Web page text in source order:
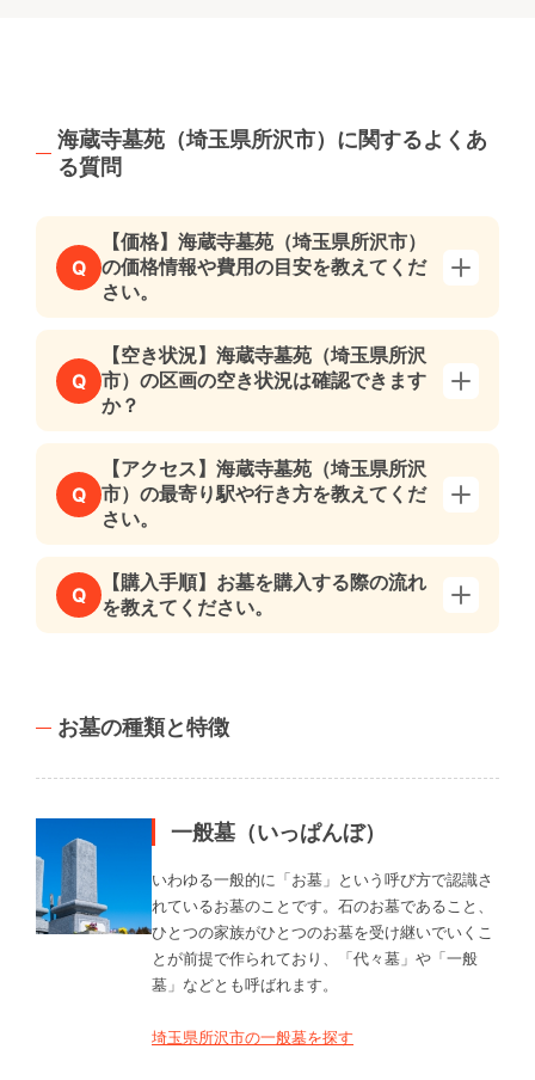
海蔵寺墓苑（埼玉県所沢市）に関するよくあ
る質問
Q
【価格】海蔵寺墓苑（埼玉県所沢市）
の価格情報や費用の目安を教えてくだ
さい。
Q
【空き状況】海蔵寺墓苑（埼玉県所沢
市）の区画の空き状況は確認できます
か？
Q
【アクセス】海蔵寺墓苑（埼玉県所沢
市）の最寄り駅や行き方を教えてくだ
さい。
Q
【購入手順】お墓を購入する際の流れ
を教えてください。
お墓の種類と特徴
一般墓（いっぱんぼ）
いわゆる一般的に「お墓」という呼び方で認識さ
れているお墓のことです。石のお墓であること、
ひとつの家族がひとつのお墓を受け継いでいくこ
とが前提で作られており、「代々墓」や「一般
墓」などとも呼ばれます。
埼玉県所沢市の一般墓を探す